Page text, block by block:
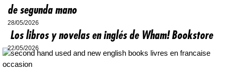
de segunda mano
28/05/2026
Los libros y novelas en inglés de Wham! Bookstore
22/05/2026